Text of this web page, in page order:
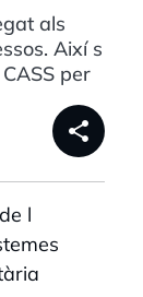
als
Així s
per
share
l